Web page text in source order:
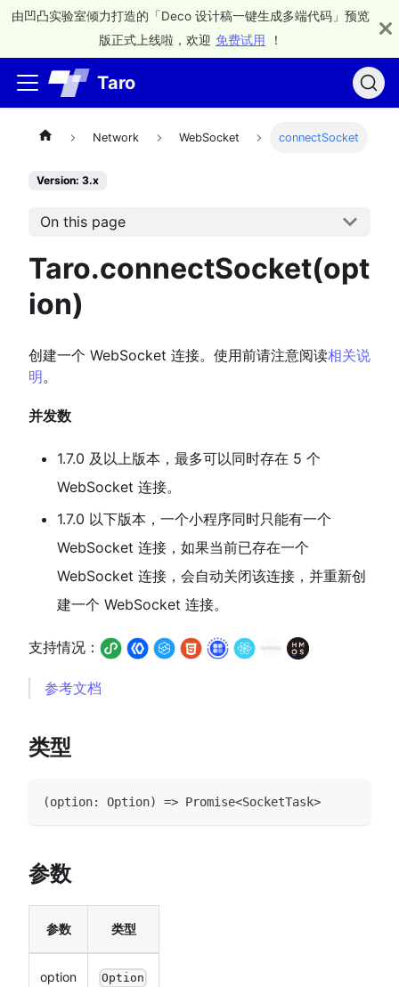
由凹凸实验室倾力打造的「Deco 设计稿一键生成多端代码」预览
版正式上线啦，欢迎 免费试用 ！
Taro
Network WebSocket connectSocket
Version: 3.x
On this page
Taro.connectSocket(opt
ion)
创建一个 WebSocket 连接。使用前请注意阅读相关说
明。
并发数
1.7.0 及以上版本，最多可以同时存在 5 个
WebSocket 连接。
1.7.0 以下版本，一个小程序同时只能有一个
WebSocket 连接，如果当前已存在一个
WebSocket 连接，会自动关闭该连接，并重新创
建一个 WebSocket 连接。
支持情况：
参考文档
类型
(option: Option) => Promise<SocketTask>
参数
参数 类型
option Option